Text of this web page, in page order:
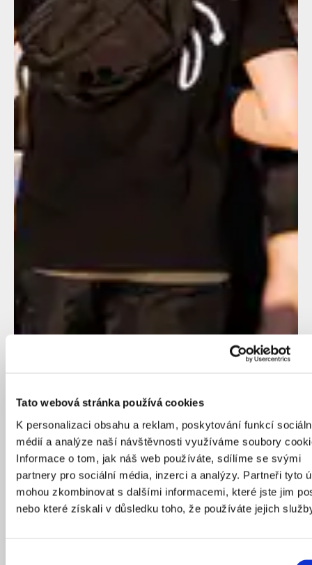
Tato webová stránka používá cookies
K personalizaci obsahu a reklam, poskytování funkcí
médií a analýze naší návštěvnosti využíváme soubory
Informace o tom, jak náš web používáte, sdílíme se svými
partnery pro sociální média, inzerci a analýzy. Partneři tyto
mohou zkombinovat s dalšími informacemi, které jste jim
nebo které získali v důsledku toho, že používáte jejich
POZOR ZMĚNA MÍSTA